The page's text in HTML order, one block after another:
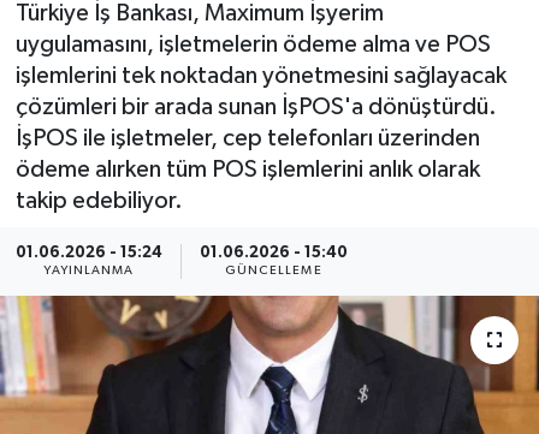
Türkiye İş Bankası, Maximum İşyerim
uygulamasını, işletmelerin ödeme alma ve POS
işlemlerini tek noktadan yönetmesini sağlayacak
çözümleri bir arada sunan İşPOS'a dönüştürdü.
İşPOS ile işletmeler, cep telefonları üzerinden
ödeme alırken tüm POS işlemlerini anlık olarak
takip edebiliyor.
01.06.2026 - 15:24
YAYINLANMA
01.06.2026 - 15:40
GÜNCELLEME
Advertising news
Canlı Maç
ÇEVRE
Dünya
EĞİTİM
EKONOMİ
Haber Arşivi